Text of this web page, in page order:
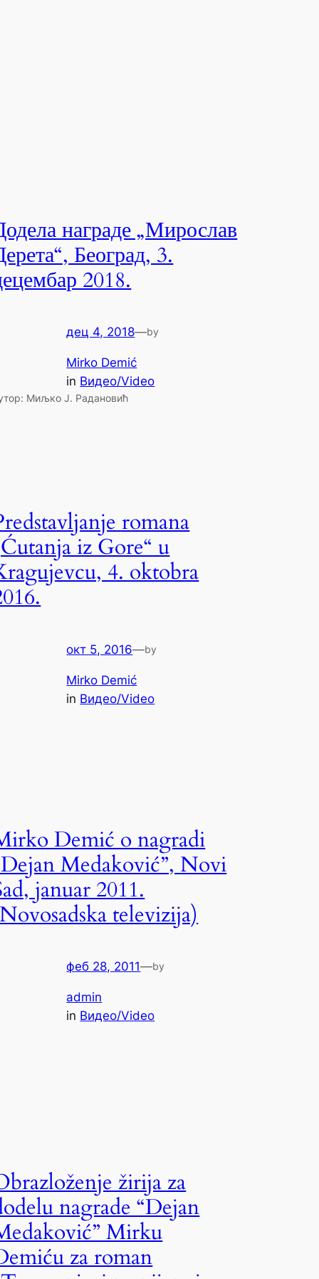
награде „Мирослав
Београд, 3.
2018.
дец 4, 2018—by
Mirko Demić
in Видео/Video
Миљко Ј. Радановић
romana
iz Gore“ u
4. oktobra
окт 5, 2016—by
Mirko Demić
in Видео/Video
Demić o nagradi
Medaković”, Novi
januar 2011.
televizija)
феб 28, 2011—by
admin
in Видео/Video
žirija za
nagrade “Dejan
Mirku
za roman